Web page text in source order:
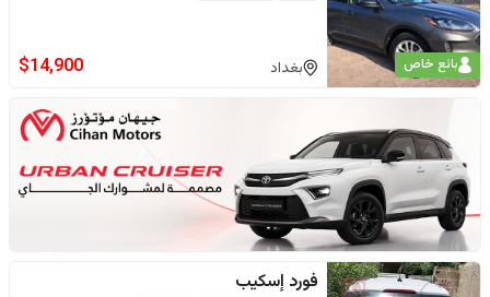
بائع خاص بغداد $14,900
فورد إسكيب